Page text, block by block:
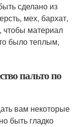
сделано из
мех, бархат,
чтобы материал
было теплым,
пальто по
вам некоторые
быть гладко